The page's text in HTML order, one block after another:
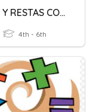
SUMAS Y RESTAS CON DECIMALES
4th - 6th